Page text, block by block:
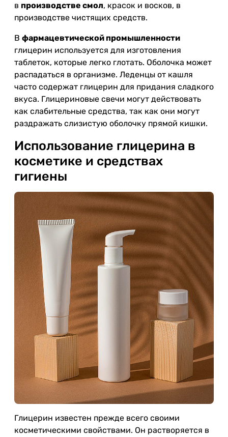
в производстве смол, красок и восков, в
производстве чистящих средств.
В фармацевтической промышленности
глицерин используется для изготовления
таблеток, которые легко глотать. Оболочка может
распадаться в организме. Леденцы от кашля
часто содержат глицерин для придания сладкого
вкуса. Глицериновые свечи могут действовать
как слабительные средства, так как они могут
раздражать слизистую оболочку прямой кишки.
Использование глицерина в
косметике и средствах
гигиены
Глицерин известен прежде всего своими
косметическими свойствами. Он растворяется в